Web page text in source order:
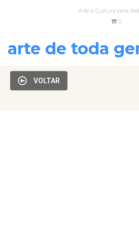
Arte e Cultura para
0
arte de toda
VOLTAR